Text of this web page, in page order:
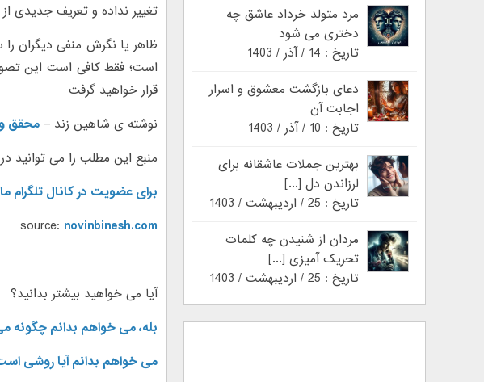
تغییر نداده و تعریف جدیدی از
ظاهر یا نگرش منفی دیگران
است؛ فقط کافی است این
قرار خواهید گرفت
نوشته ی شاهین زند – محقق
منبع این مطلب را می
برای عضویت در کانال تلگرام
source: novinbinesh.com
آیا می خواهید بیشتر بدانید؟
بله، می خواهم بدانم چگونه
می خواهم بدانم آیا روشی
مرد متولد خرداد عاشق چه
دختری می شود
تاریخ : 14 / آذر / 1403
دعای بازگشت معشوق و اسرار
اجابت آن
تاریخ : 10 / آذر / 1403
بهترین جملات عاشقانه برای
لرزاندن دل [...]
تاریخ : 25 / اردیبهشت / 1403
مردان از شنیدن چه کلمات
تحریک آمیزی [...]
تاریخ : 25 / اردیبهشت / 1403